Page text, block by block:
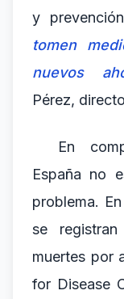
y
tomen
nuevos
Pérez,
En
España no
problema.
se
muertes por
for Disease